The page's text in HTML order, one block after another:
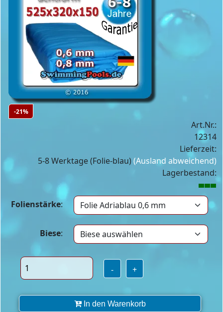
-21%
Art.Nr.:
12314
Lieferzeit:
5-8 Werktage (Folie-blau) (Ausland abweichend)
Lagerbestand:
Folienstärke:
Biese:
- +
In den Warenkorb